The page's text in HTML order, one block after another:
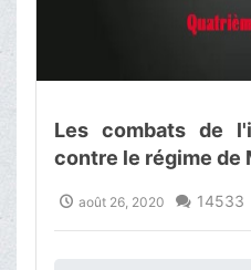
Les combats de
contre le régime de
août 26, 2020 14533